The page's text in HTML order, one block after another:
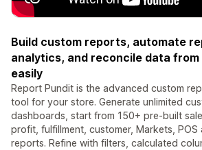
Build custom reports, automate
analytics, and reconcile data
easily
Report Pundit is the advanced custom
tool for your store. Generate unlimited
dashboards, start from 150+ pre-built
profit, fulfillment, customer, Markets, POS
reports. Refine with filters, calculated